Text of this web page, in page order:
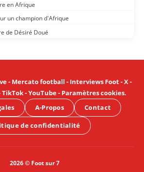
en Afrique
un champion d'Afrique
de Désiré Doué
- Mercato football - Interviews Foot-X-
TikTok-YouTube- Paramètres cookies.
A-Propos Contact
de confidentialité
2026 © Foot sur 7